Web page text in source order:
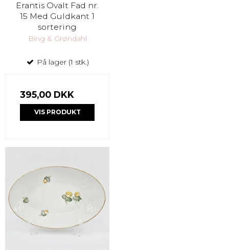
Erantis Ovalt Fad nr.
15 Med Guldkant 1
sortering
Bing & Grøndahl
På lager (1 stk.)
395,00 DKK
VIS PRODUKT